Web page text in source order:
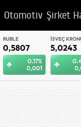
Otomotiv Şirket
İSVEÇ KRONU
5,0243
0.42%
0,021
BAE DIRHEMI
12,9947